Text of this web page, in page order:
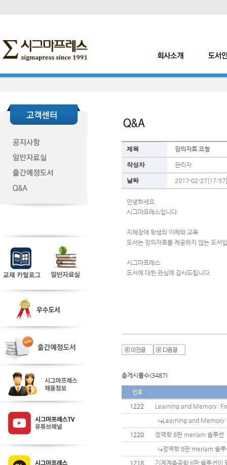
제목 강의자료 요청
작성자 관리자
날짜 2017-02-27[17:57]
안녕하세요.
시그마프레스입니다.
지체장애 학생의 이해와 교육
도서는 강의자료를 제공하지 않는 도서
시그마프레스
도서에 대한 관심에 감사드립니다.
총게시물수(3487)
번호
1222
Learning and Memory:
Learning and
1220
정역학 8판 meriam 솔루션
정역학 8판 meriam 솔루
1218
기계계측공학 6판 솔루션이